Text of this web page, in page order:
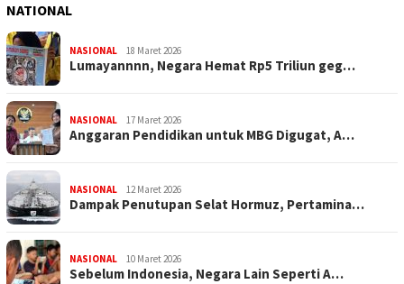
NATIONAL
NASIONAL 18 Maret 2026
Lumayannnn, Negara Hemat Rp5 Triliun geg…
NASIONAL 17 Maret 2026
Anggaran Pendidikan untuk MBG Digugat, A…
NASIONAL 12 Maret 2026
Dampak Penutupan Selat Hormuz, Pertamina…
NASIONAL 10 Maret 2026
Sebelum Indonesia, Negara Lain Seperti A…